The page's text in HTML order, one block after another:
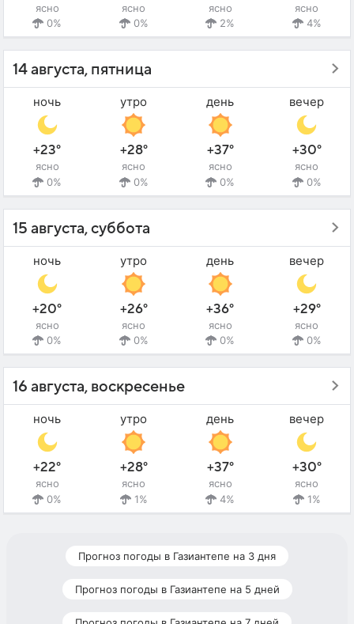
ясно
0%
ясно
0%
ясно
2%
ясно
4%
14 августа, пятница
ночь
+23°
ясно
0%
утро
+28°
ясно
0%
день
+37°
ясно
0%
вечер
+30°
ясно
0%
15 августа, суббота
ночь
+20°
ясно
0%
утро
+26°
ясно
0%
день
+36°
ясно
0%
вечер
+29°
ясно
0%
16 августа, воскресенье
ночь
+22°
ясно
0%
утро
+28°
ясно
1%
день
+37°
ясно
4%
вечер
+30°
ясно
1%
Прогноз погоды в Газиантепе на 3 дня
Прогноз погоды в Газиантепе на 5 дней